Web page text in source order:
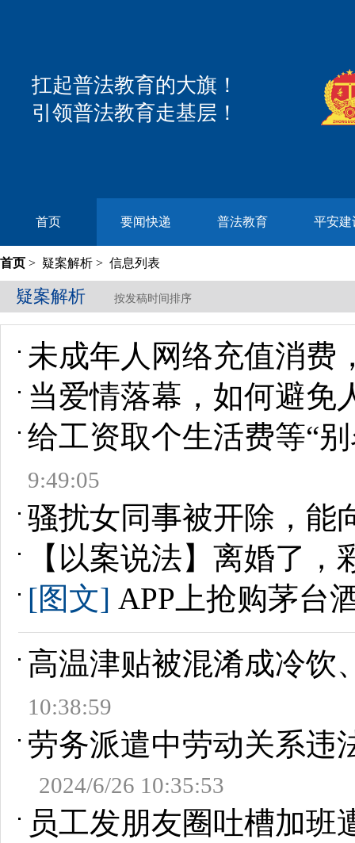
扛起普法教育的大旗！
引领普法教育走基层！
首页 要闻快递 普法教育 平安建
首页 > 疑案解析 > 信息列表
疑案解析 按发稿时间排序
未成年人网络充值消费
当爱情落幕，如何避免
给工资取个生活费等“
9:49:05
骚扰女同事被开除，能
【以案说法】离婚了
[图文] APP上抢购茅台
高温津贴被混淆成冷饮
10:38:59
劳务派遣中劳动关系违
2024/6/26 10:35:53
员工发朋友圈吐槽加班